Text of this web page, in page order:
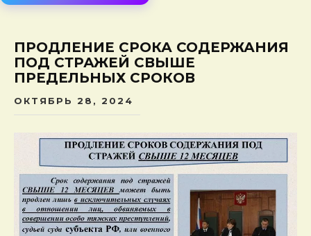
ПРОДЛЕНИЕ СРОКА СОДЕРЖАНИЯ
ПОД СТРАЖЕЙ СВЫШЕ
ПРЕДЕЛЬНЫХ СРОКОВ
ОКТЯБРЬ 28, 2024